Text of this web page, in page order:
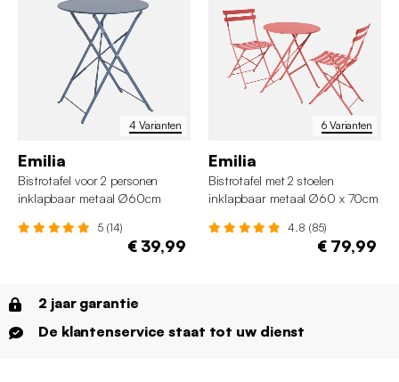
4 Varianten
Emilia
Bistrotafel voor 2 personen
inklapbaar metaal Ø60cm
5 (14)
€ 39,99
6 Varianten
Emilia
Bistrotafel met 2 stoelen
inklapbaar metaal Ø60 x 70cm
4.8 (85)
€ 79,99
2 jaar garantie
De klantenservice staat tot uw dienst